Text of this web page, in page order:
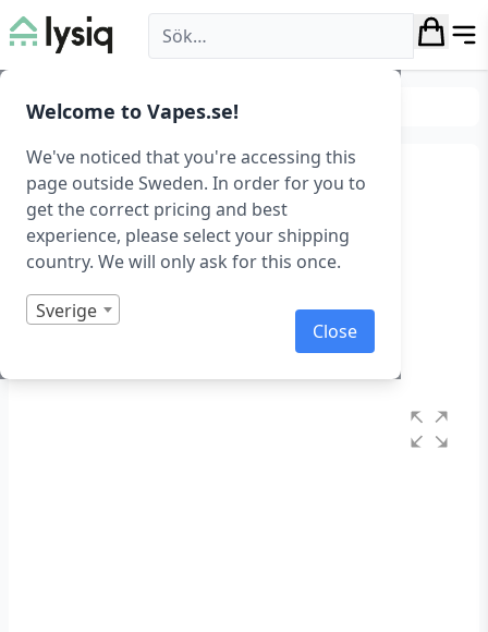
Welcome to Vapes.se!
We've noticed that you're accessing this
page outside Sweden. In order for you to
get the correct pricing and best
experience, please select your shipping
country. We will only ask for this once.
Sverige
Close
Lysiq
Belysning RGB belysning
3D LED lampa med Pro
Gamer-motiv
3D Led lampa – Pro Gamer
Art.nr: 1072